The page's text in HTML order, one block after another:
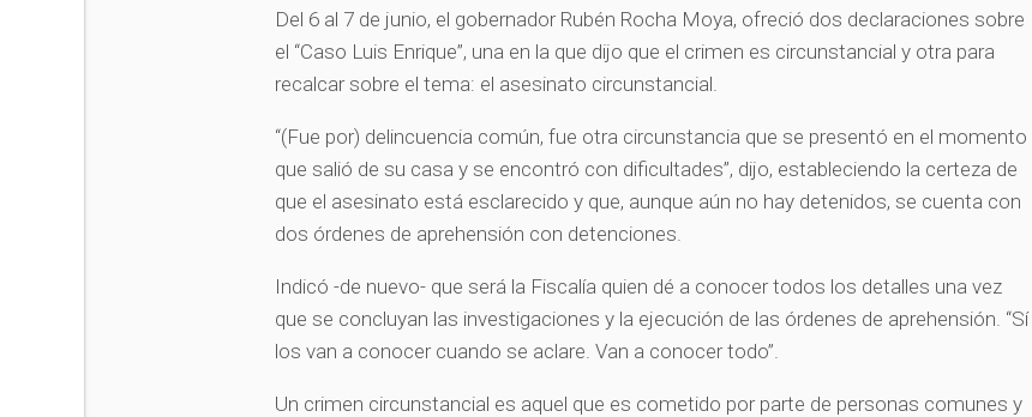
Del 6 al 7 de junio, el gobernador Rubén Rocha Moya, ofreció dos declaraciones sobre
el “Caso Luis Enrique”, una en la que dijo que el crimen es circunstancial y otra para
recalcar sobre el tema: el asesinato circunstancial.
“(Fue por) delincuencia común, fue otra circunstancia que se presentó en el momento
que salió de su casa y se encontró con dificultades”, dijo, estableciendo la certeza de
que el asesinato está esclarecido y que, aunque aún no hay detenidos, se cuenta con
dos órdenes de aprehensión con detenciones.
Indicó -de nuevo- que será la Fiscalía quien dé a conocer todos los detalles una vez
que se concluyan las investigaciones y la ejecución de las órdenes de aprehensión. “Sí
los van a conocer cuando se aclare. Van a conocer todo”.
Un crimen circunstancial es aquel que es cometido por parte de personas comunes y